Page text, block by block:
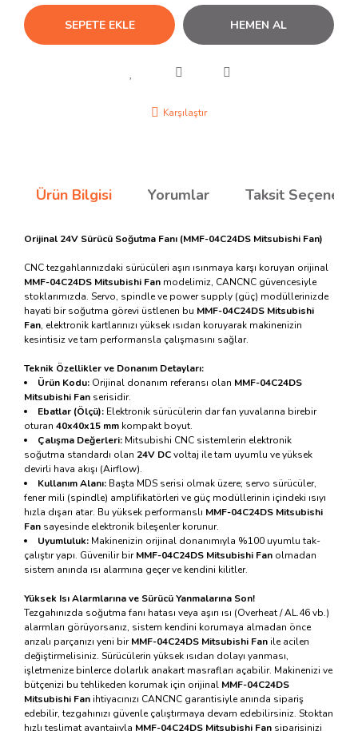
SEPETE EKLE HEMEN AL
Karşılaştır
Ürün Bilgisi Yorumlar Taksit
Orijinal 24V Sürücü Soğutma Fanı (MMF-04C24DS Mitsubishi Fan)
CNC tezgahlarınızdaki sürücüleri aşırı ısınmaya karşı koruyan orijinal
MMF-04C24DS Mitsubishi Fan modelimiz, CANCNC güvencesiyle
stoklarımızda. Servo, spindle ve power supply (güç) modüllerinizde
hayati bir soğutma görevi üstlenen bu MMF-04C24DS Mitsubishi
Fan, elektronik kartlarınızı yüksek ısıdan koruyarak makinenizin
kesintisiz ve tam performansla çalışmasını sağlar.
Teknik Özellikler ve Donanım Detayları:
Ürün Kodu: Orijinal donanım referansı olan MMF-04C24DS
Mitsubishi Fan serisidir.
Ebatlar (Ölçü): Elektronik sürücülerin dar fan yuvalarına birebir
oturan 40x40x15 mm kompakt boyut.
Çalışma Değerleri: Mitsubishi CNC sistemlerin elektronik
soğutma standardı olan 24V DCvoltaj ile tam uyumlu ve yüksek
devirli hava akışı (Airflow).
Kullanım Alanı: Başta MDS serisi olmak üzere; servo sürücüler,
fener mili (spindle) amplifikatörleri ve güç modüllerinin içindeki ısıyı
hızla dışarı atar. Bu yüksek performanslı MMF-04C24DS Mitsubishi
Fan sayesinde elektronik bileşenler korunur.
Uyumluluk: Makinenizin orijinal donanımıyla %100 uyumlu tak-
çalıştır yapı. Güvenilir birMMF-04C24DS Mitsubishi Fan olmadan
sistem anında ısı alarmına geçer ve kendini kilitler.
Yüksek Isı Alarmlarına ve Sürücü Yanmalarına Son!
Tezgahınızda soğutma fanı hatası veya aşırı ısı (Overheat / AL.46 vb.)
alarmları görüyorsanız, sistem kendini korumaya almadan önce
arızalı parçanızı yeni birMMF-04C24DS Mitsubishi Fan ile acilen
değiştirmelisiniz. Sürücülerin yüksek ısıdan dolayı yanması,
işletmenize binlerce dolarlık anakart masrafları açabilir. Makinenizi ve
bütçenizi bu tehlikeden korumak için orijinal MMF-04C24DS
Mitsubishi Fan ihtiyacınızı CANCNC garantisiyle anında sipariş
edebilir, tezgahınızı güvenle çalıştırmaya devam edebilirsiniz. Stoktan
hızlı teslimat avantajıyla MMF-04C24DS Mitsubishi Fan siparişinizi